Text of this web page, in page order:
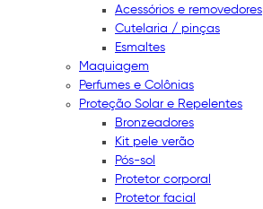
Acessórios e removedores
Cutelaria / pinças
Esmaltes
Maquiagem
Perfumes e Colônias
Proteção Solar e Repelentes
Bronzeadores
Kit pele verão
Pós-sol
Protetor corporal
Protetor facial